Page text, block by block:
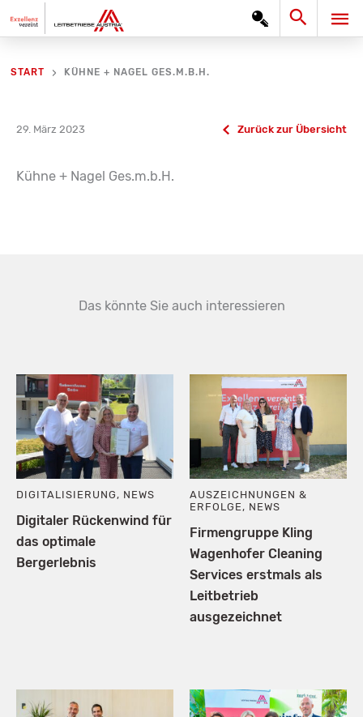
Inhalt
Search
START KÜHNE + NAGEL GES.M.B.H.
29. März 2023 Zurück zur Übersicht
Kühne + Nagel Ges.m.b.H.
Das könnte Sie auch interessieren
DIGITALISIERUNG , NEWS
Digitaler Rückenwind für
das optimale
Bergerlebnis
AUSZEICHNUNGEN &
ERFOLGE, NEWS
Firmengruppe Kling
Wagenhofer Cleaning
Services erstmals als
Leitbetrieb
ausgezeichnet